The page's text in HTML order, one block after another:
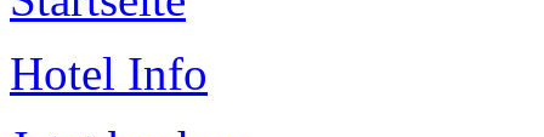
Hotel Info